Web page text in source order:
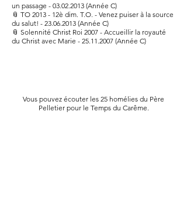
un passage - 03.02.2013 (Année C)
📎 TO 2013 - 12è dim. T.O. - Venez puiser à la source
du salut! - 23.06.2013 (Année C)
📎 Solennité Christ Roi 2007 - Accueillir la royauté
du Christ avec Marie - 25.11.2007 (Année C)
Vous pouvez écouter les 25 homélies du Père
Pelletier pour le Temps du Carême.